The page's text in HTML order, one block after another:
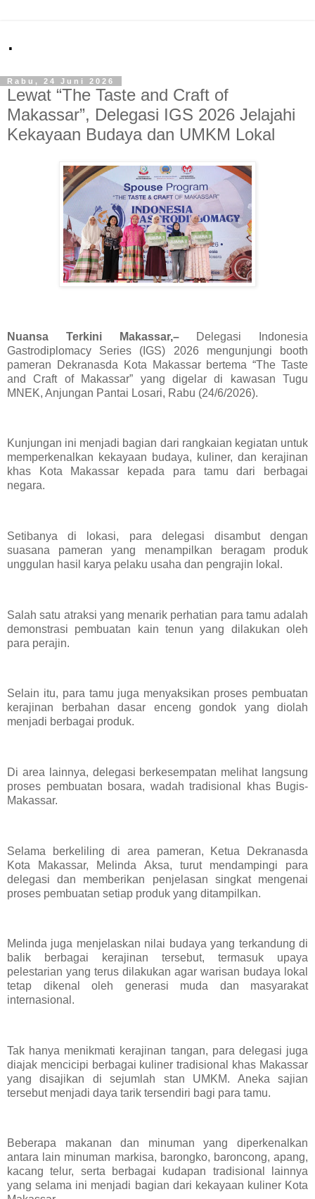
.
Rabu, 24 Juni 2026
Lewat “The Taste and Craft of
Makassar”, Delegasi IGS 2026 Jelajahi
Kekayaan Budaya dan UMKM Lokal
Nuansa Terkini Makassar,–Delegasi Indonesia
Gastrodiplomacy Series (IGS) 2026 mengunjungi booth
pameran Dekranasda Kota Makassar bertema “The Taste
and Craft of Makassar” yang digelar di kawasan Tugu
MNEK, Anjungan Pantai Losari, Rabu (24/6/2026).
Kunjungan ini menjadi bagian dari rangkaian kegiatan untuk
memperkenalkan kekayaan budaya, kuliner, dan kerajinan
khas Kota Makassar kepada para tamu dari berbagai
negara.
Setibanya di lokasi, para delegasi disambut dengan
suasana pameran yang menampilkan beragam produk
unggulan hasil karya pelaku usaha dan pengrajin lokal.
Salah satu atraksi yang menarik perhatian para tamu adalah
demonstrasi pembuatan kain tenun yang dilakukan oleh
para perajin.
Selain itu, para tamu juga menyaksikan proses pembuatan
kerajinan berbahan dasar enceng gondok yang diolah
menjadi berbagai produk.
Di area lainnya, delegasi berkesempatan melihat langsung
proses pembuatan bosara, wadah tradisional khas Bugis-
Makassar.
Selama berkeliling di area pameran, Ketua Dekranasda
Kota Makassar, Melinda Aksa, turut mendampingi para
delegasi dan memberikan penjelasan singkat mengenai
proses pembuatan setiap produk yang ditampilkan.
Melinda juga menjelaskan nilai budaya yang terkandung di
balik berbagai kerajinan tersebut, termasuk upaya
pelestarian yang terus dilakukan agar warisan budaya lokal
tetap dikenal oleh generasi muda dan masyarakat
internasional.
Tak hanya menikmati kerajinan tangan, para delegasi juga
diajak mencicipi berbagai kuliner tradisional khas Makassar
yang disajikan di sejumlah stan UMKM. Aneka sajian
tersebut menjadi daya tarik tersendiri bagi para tamu.
Beberapa makanan dan minuman yang diperkenalkan
antara lain minuman markisa, barongko, baroncong, apang,
kacang telur, serta berbagai kudapan tradisional lainnya
yang selama ini menjadi bagian dari kekayaan kuliner Kota